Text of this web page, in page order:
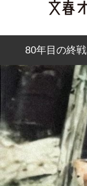
80年目の終戦